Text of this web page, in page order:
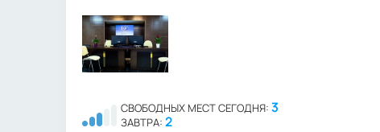
СВОБОДНЫХ МЕСТ СЕГОДНЯ: 3
ЗАВТРА: 2